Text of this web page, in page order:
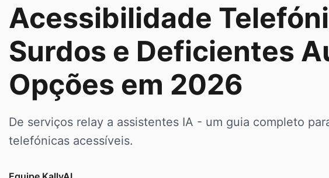
Acessibilidade
Surdos e Deficientes
Opções em 2026
De serviços relay a assistentes IA - um guia completo
telefónicas acessíveis.